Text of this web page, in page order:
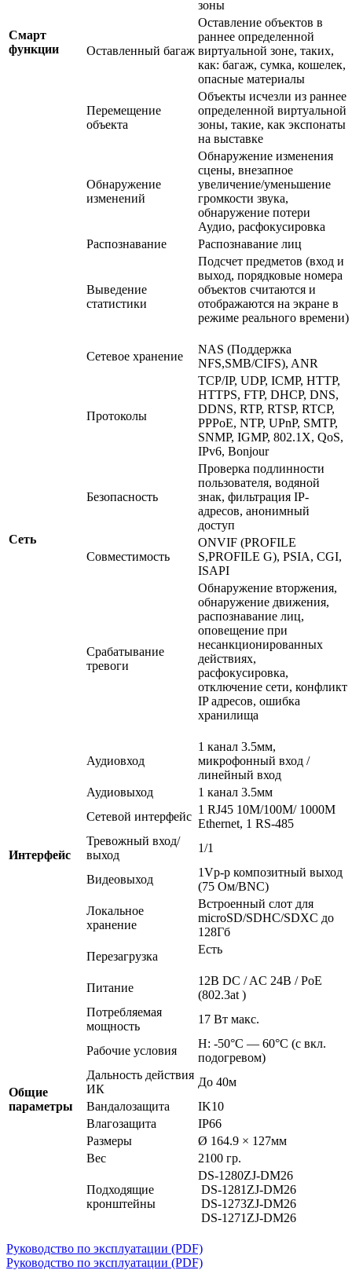
Смарт
функции
зоны
Оставленный багаж
Оставление объектов в
раннее определенной
виртуальной зоне, таких,
как: багаж, сумка, кошелек,
опасные материалы
Перемещение
объекта
Объекты исчезли из раннее
определенной виртуальной
зоны, такие, как экспонаты
на выставке
Обнаружение
изменений
Обнаружение изменения
сцены, внезапное
увеличение/уменьшение
громкости звука,
обнаружение потери
Аудио, расфокусировка
Распознавание
Распознавание лиц
Выведение
статистики
Подсчет предметов (вход и
выход, порядковые номера
объектов считаются и
отображаются на экране в
режиме реального времени)
Сеть
Сетевое хранение
NAS (Поддержка
NFS,SMB/CIFS), ANR
Протоколы
TCP/IP, UDP, ICMP, HTTP,
HTTPS, FTP, DHCP, DNS,
DDNS, RTP, RTSP, RTCP,
PPPoE, NTP, UPnP, SMTP,
SNMP, IGMP, 802.1X, QoS,
IPv6, Bonjour
Безопасность
Проверка подлинности
пользователя, водяной
знак, фильтрация IP-
адресов, анонимный
доступ
Совместимость
ONVIF (PROFILE
S,PROFILE G), PSIA, CGI,
ISAPI
Срабатывание
тревоги
Обнаружение вторжения,
обнаружение движения,
распознавание лиц,
оповещение при
несанкционированных
действиях,
расфокусировка,
отключение сети, конфликт
IP адресов, ошибка
хранилища
Интерфейс
Аудиовход
1 канал 3.5мм,
микрофонный вход /
линейный вход
Аудиовыход
1 канал 3.5мм
Сетевой интерфейс
1 RJ45 10M/100M/ 1000М
Ethernet, 1 RS-485
Тревожный вход/
выход
1/1
Видеовыход
1Vp-p композитный выход
(75 Ом/BNC)
Локальное
хранение
Встроенный слот для
microSD/SDHC/SDXC до
128Гб
Перезагрузка
Есть
Общие
параметры
Питание
12В DC / AC 24В / PoE
(802.3at )
Потребляемая
мощность
17 Вт макс.
Рабочие условия
Н: -50°С — 60°С (с вкл.
подогревом)
Дальность действия
ИК
До 40м
Вандалозащита
IK10
Влагозащита
IP66
Размеры
Ø 164.9 × 127мм
Вес
2100 гр.
Подходящие
кронштейны
DS-1280ZJ-DM26
DS-1281ZJ-DM26
DS-1273ZJ-DM26
DS-1271ZJ-DM26
Руководство по эксплуатации (PDF)
Руководство по эксплуатации (PDF)